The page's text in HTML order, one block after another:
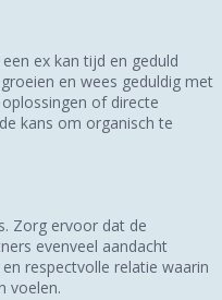
ex kan tijd en geduld
en wees geduldig met
of directe
kans om organisch te
Zorg ervoor dat de
evenveel aandacht
respectvolle relatie waarin
voelen.